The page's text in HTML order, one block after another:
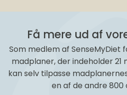
Få mere ud af
Som medlem af SenseMyDiet
madplaner, der indeholder 21
kan selv tilpasse
en af de andre 800